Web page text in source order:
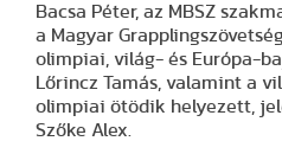
Bacsa Péter, az MBSZ
a Magyar
olimpiai, világ- és Európa-
Lőrincz Tamás, valamint a
olimpiai ötödik helyezett,
Szőke Alex.